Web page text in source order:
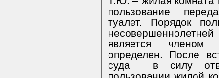
пользование
туалет. Порядок
является членом
определен. После
суда
в силу